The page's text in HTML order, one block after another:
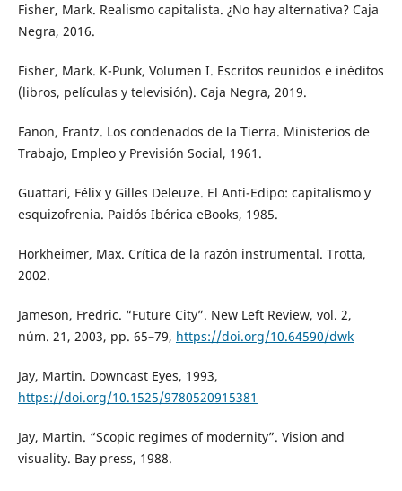
Fisher, Mark. Realismo capitalista. ¿No hay alternativa? Caja
Negra, 2016.
Fisher, Mark. K-Punk, Volumen I. Escritos reunidos e inéditos
(libros, películas y televisión). Caja Negra, 2019.
Fanon, Frantz. Los condenados de la Tierra. Ministerios de
Trabajo, Empleo y Previsión Social, 1961.
Guattari, Félix y Gilles Deleuze. El Anti-Edipo: capitalismo y
esquizofrenia. Paidós Ibérica eBooks, 1985.
Horkheimer, Max. Crítica de la razón instrumental. Trotta,
2002.
Jameson, Fredric. “Future City”. New Left Review, vol. 2,
núm. 21, 2003, pp. 65–79, https://doi.org/10.64590/dwk
Jay, Martin. Downcast Eyes, 1993,
https://doi.org/10.1525/9780520915381
Jay, Martin. “Scopic regimes of modernity”. Vision and
visuality. Bay press, 1988.